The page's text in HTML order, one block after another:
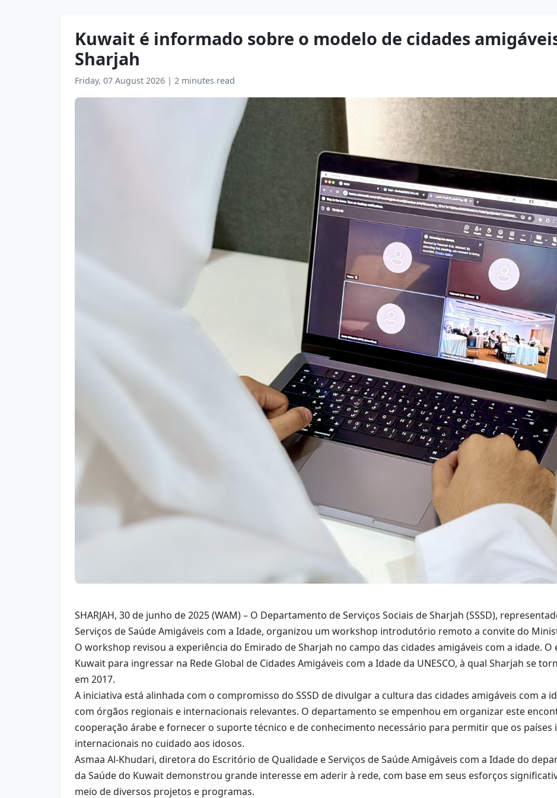
Kuwait é informado sobre o modelo de cidades
Sharjah
Friday, 07 August 2026 | 2 minutes read
SHARJAH, 30 de junho de 2025 (WAM) – O Departamento de Serviços Sociais de Sharjah (SSSD),
Serviços de Saúde Amigáveis com a Idade, organizou um workshop introdutório remoto a convite do
O workshop revisou a experiência do Emirado de Sharjah no campo das cidades amigáveis com a idade.
Kuwait para ingressar na Rede Global de Cidades Amigáveis com a Idade da UNESCO, à qual Sharjah se
em 2017.
A iniciativa está alinhada com o compromisso do SSSD de divulgar a cultura das cidades amigáveis com a
com órgãos regionais e internacionais relevantes. O departamento se empenhou em organizar este
cooperação árabe e fornecer o suporte técnico e de conhecimento necessário para permitir que os
internacionais no cuidado aos idosos.
Asmaa Al-Khudari, diretora do Escritório de Qualidade e Serviços de Saúde Amigáveis com a Idade do
da Saúde do Kuwait demonstrou grande interesse em aderir à rede, com base em seus esforços
meio de diversos projetos e programas.